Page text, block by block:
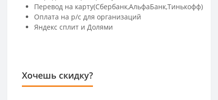
Перевод на карту(Сбербанк,АльфаБанк,Тинькофф)
Оплата на р/c для организаций
Яндекс сплит и Долями
Хочешь скидку?